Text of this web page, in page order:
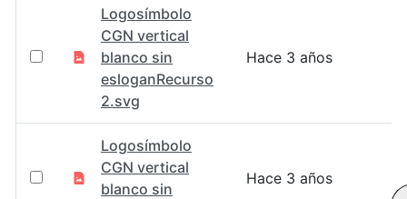
Logosímbolo
CGN vertical
blanco sin
esloganRecurso
2.svg
Hace 3 años
Logosímbolo
CGN vertical
blanco sin
Hace 3 años